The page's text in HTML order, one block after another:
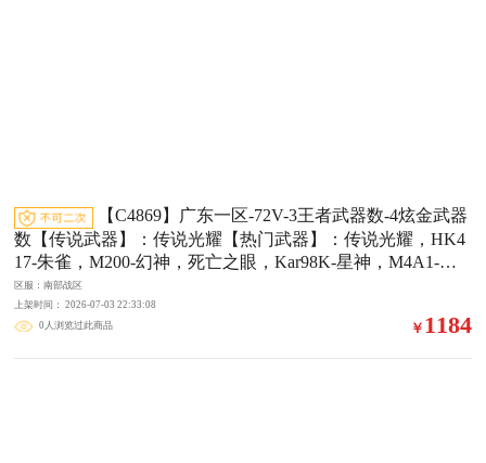
数【传说武器】：传说光耀【热门武器】：传说光耀，HK4
17-朱雀，M200-幻神，死亡之眼，Kar98K-星神，M4A1-黑
骑士*2，汤姆逊-烈龙*6，加特林-炼狱，金色蔷薇-空，降世
魔童，沙鹰-修罗*5【王者炫金武器】：炼狱-悦蓝，炫金骑
士，炫金雷神*3【音效卡】：AK47-火麒麟音效卡，M4A1-
区服：南部战区
上架时间： 2026-07-03 22:33:08
0人浏览过此商品
￥ 1184